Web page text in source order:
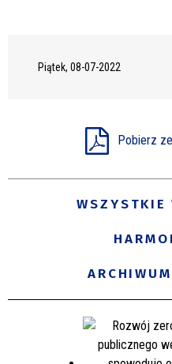
Piątek, 08-07-2022
Pobierz
WSZYSTKIE